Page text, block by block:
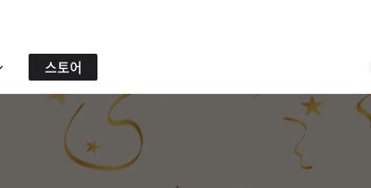
스토어